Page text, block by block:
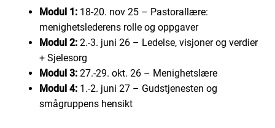
Modul 1: 18-20. nov 25 – Pastorallære:
menighetslederens rolle og oppgaver
Modul 2: 2.-3. juni 26 – Ledelse, visjoner og verdier
+ Sjelesorg
Modul 3: 27.-29. okt. 26 – Menighetslære
Modul 4: 1.-2. juni 27 – Gudstjenesten og
smågruppens hensikt